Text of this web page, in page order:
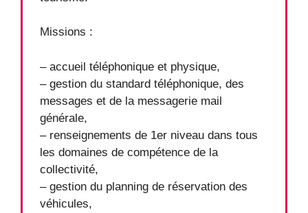
Missions :
– accueil téléphonique et physique,
– gestion du standard téléphonique, des
messages et de la messagerie mail
générale,
– renseignements de 1er niveau dans tous
les domaines de compétence de la
collectivité,
– gestion du planning de réservation des
véhicules,